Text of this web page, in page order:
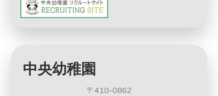
中央幼稚園
〒410-0862